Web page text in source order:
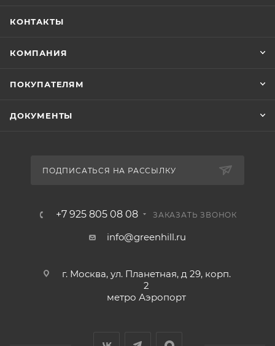
КОНТАКТЫ
КОМПАНИЯ
ПОКУПАТЕЛЯМ
ДОКУМЕНТЫ
ПОДПИСАТЬСЯ НА РАССЫЛКУ
+7 925 805 08 08 ЗАКАЗАТЬ ЗВОНОК
info@greenhill.ru
г. Москва, ул. Планетная, д 29, корп.
2
метро Аэропорт